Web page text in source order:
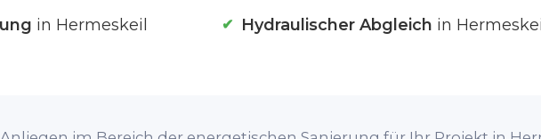
in Hermeskeil Hydraulischer Abgleich in Hermeskeil